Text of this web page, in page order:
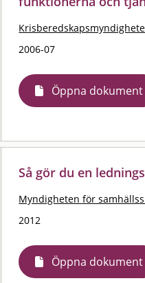
2006-07
Öppna dokument
Så gör du en
Myndigheten för
2012
Öppna dokument